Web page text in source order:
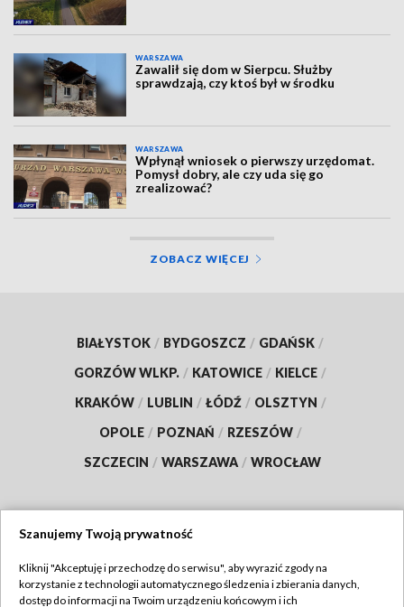
WARSZAWA
Zawalił się dom w Sierpcu. Służby
sprawdzają, czy ktoś był w środku
WARSZAWA
Wpłynął wniosek o pierwszy urzędomat.
Pomysł dobry, ale czy uda się go
zrealizować?
ZOBACZ WIĘCEJ
BIAŁYSTOK / BYDGOSZCZ / GDAŃSK /
GORZÓW WLKP. / KATOWICE / KIELCE /
KRAKÓW / LUBLIN / ŁÓDŹ / OLSZTYN /
OPOLE / POZNAŃ / RZESZÓW /
SZCZECIN / WARSZAWA / WROCŁAW
TVP
Szanujemy Twoją prywatność
Kliknij "Akceptuję i przechodzę do serwisu", aby wyrazić zgody na
korzystanie z technologii automatycznego śledzenia i zbierania danych,
dostęp do informacji na Twoim urządzeniu końcowym i ich